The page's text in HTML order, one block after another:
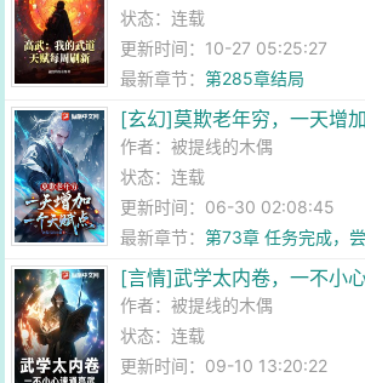
状态：连载
更新时间：10-27 05:25:27
最新章节：第285章结局
[玄幻]莫欺老年穷，一天增
作者：被提线的木偶
状态：连载
更新时间：06-30 02:08:45
最新章节：第73章 任务完成，
[言情]武学太内卷，一不小
作者：被提线的木偶
状态：连载
更新时间：09-10 13:20:22